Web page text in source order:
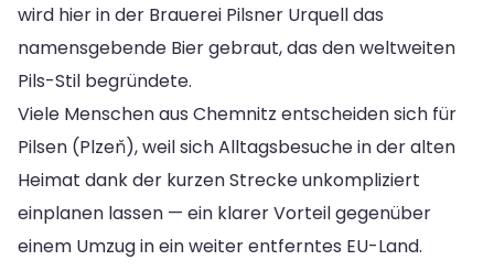
wird hier in der Brauerei Pilsner Urquell das
namensgebende Bier gebraut, das den weltweiten
Pils-Stil begründete.
Viele Menschen aus Chemnitz entscheiden sich für
Pilsen (Plzeň), weil sich Alltagsbesuche in der alten
Heimat dank der kurzen Strecke unkompliziert
einplanen lassen — ein klarer Vorteil gegenüber
einem Umzug in ein weiter entferntes EU-Land.